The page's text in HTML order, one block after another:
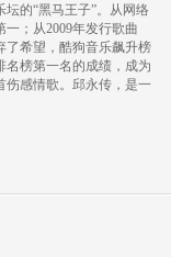
的“黑马王子”。从网络
；从2009年发行歌曲
了希望，酷狗音乐飙升榜
名榜第一名的成绩，成为
伤感情歌。邱永传，是一